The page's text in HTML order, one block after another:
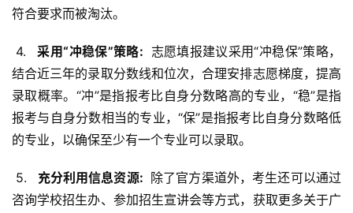
符合要求而被淘汰。
4.
  采用“冲稳保”策略:
志愿填报建议采用“冲稳保”策略，
结合近三年的录取分数线和位次，合理安排志愿梯度，提高
录取概率。“冲”是指报考比自身分数略高的专业，“稳”是指
报考与自身分数相当的专业，“保”是指报考比自身分数略低
的专业，以确保至少有一个专业可以录取。
5.
  充分利用信息资源:
除了官方渠道外，考生还可以通过
咨询学校招生办、参加招生宣讲会等方式，获取更多关于广